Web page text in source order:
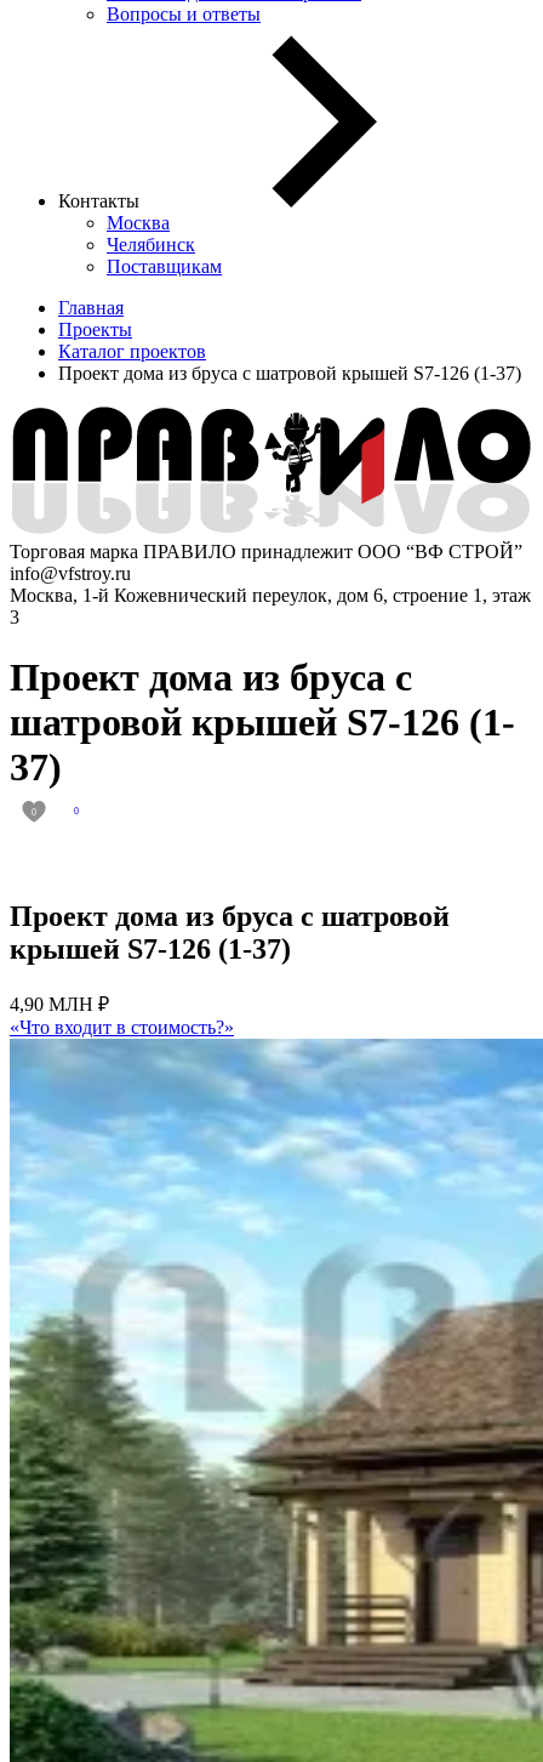
Вопросы и ответы
Контакты
Москва
Челябинск
Поставщикам
Главная
Проекты
Каталог проектов
Проект дома из бруса с шатровой крышей S7-126 (1-37)
Торговая марка ПРАВИЛО принадлежит ООО “ВФ СТРОЙ”
info@vfstroy.ru
Москва, 1-й Кожевнический переулок, дом 6, строение 1, этаж
3
Проект дома из бруса с
шатровой крышей S7-126 (1-
37)
0 0
Проект дома из бруса с шатровой
крышей S7-126 (1-37)
4,90 МЛН ₽
«Что входит в стоимость?»